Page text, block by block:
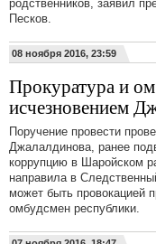
родственников, заявил
Песков.
08 ноября 2016, 23:59
Прокуратура и
исчезновением
Поручение провести
Джалалдинова, ранее
коррупцию в Шаройском
направила в
может быть провокацией
омбудсмен республики.